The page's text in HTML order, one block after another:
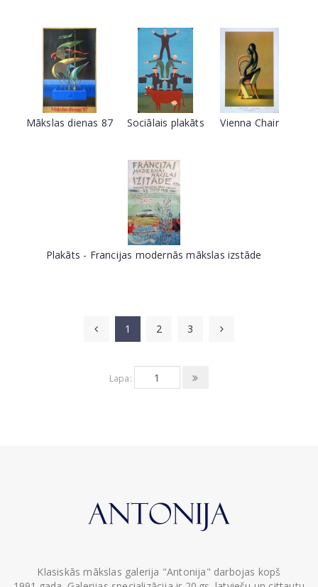
Mākslas dienas 87 Sociālais plakāts Vienna Chair
Plakāts - Francijas modernās mākslas izstāde
1 2 3
Lapa:
Klasiskās mākslas galerija "Antonija" darbojas kopš